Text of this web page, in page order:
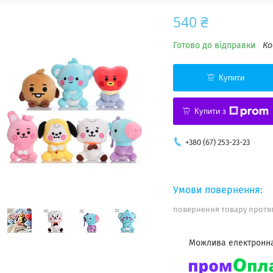
540 ₴
Готово до відправки
Купити
Купити з
+380 (67) 253-23-23
повернення товару